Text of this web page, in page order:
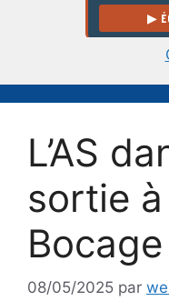
L’AS
sortie
Bocage
08/05/2025 par